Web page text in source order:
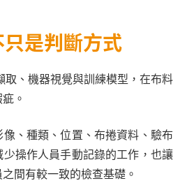
是判斷方式
取、機器視覺與訓練模型，在布料
。
、種類、位置、布捲資料、驗布
少操作人員手動記錄的工作，也讓
間有較一致的檢查基礎。